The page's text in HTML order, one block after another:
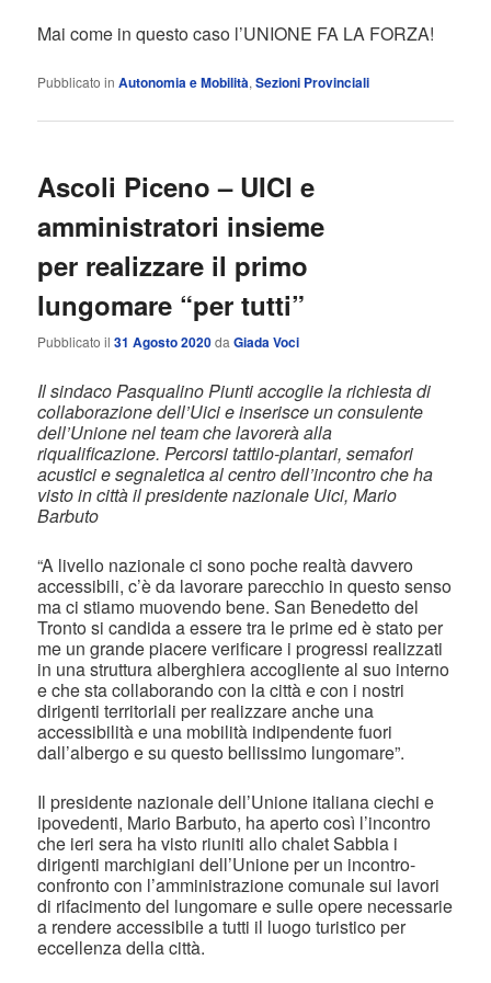
Mai come in questo caso l’UNIONE FA LA FORZA!
Pubblicato in Autonomia e Mobilità,Sezioni Provinciali
Ascoli Piceno – UICI e
amministratori insieme
per realizzare il primo
lungomare “per tutti”
Pubblicato il31 Agosto 2020daGiada Voci
Il sindaco Pasqualino Piunti accoglie la richiesta di
collaborazione dell’Uici e inserisce un consulente
dell’Unione nel team che lavorerà alla
riqualificazione. Percorsi tattilo-plantari, semafori
acustici e segnaletica al centro dell’incontro che ha
visto in città il presidente nazionale Uici, Mario
Barbuto
“A livello nazionale ci sono poche realtà davvero
accessibili, c’è da lavorare parecchio in questo senso
ma ci stiamo muovendo bene. San Benedetto del
Tronto si candida a essere tra le prime ed è stato per
me un grande piacere verificare i progressi realizzati
in una struttura alberghiera accogliente al suo interno
e che sta collaborando con la città e con i nostri
dirigenti territoriali per realizzare anche una
accessibilità e una mobilità indipendente fuori
dall’albergo e su questo bellissimo lungomare”.
Il presidente nazionale dell’Unione italiana ciechi e
ipovedenti, Mario Barbuto, ha aperto così l’incontro
che ieri sera ha visto riuniti allo chalet Sabbia i
dirigenti marchigiani dell’Unione per un incontro-
confronto con l’amministrazione comunale sui lavori
di rifacimento del lungomare e sulle opere necessarie
a rendere accessibile a tutti il luogo turistico per
eccellenza della città.